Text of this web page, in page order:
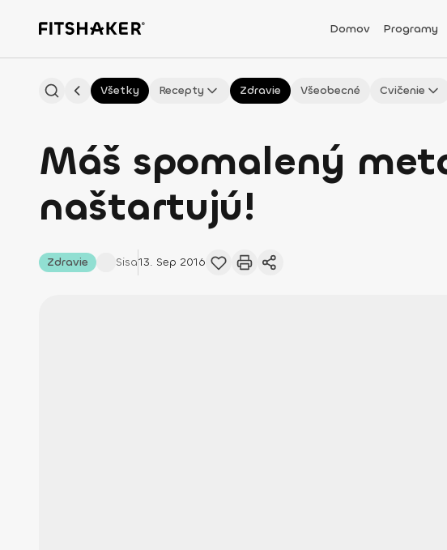
Domov Programy
Všetky Recepty Zdravie Všeobecné Cvičenie
Máš spomalený
naštartujú!
Zdravie Sisa13. Sep 2016